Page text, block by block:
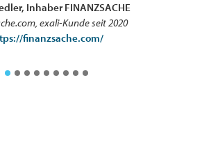
Inhaber FINANZSACHE
exali-Kunde seit 2020
finanzsache.com/